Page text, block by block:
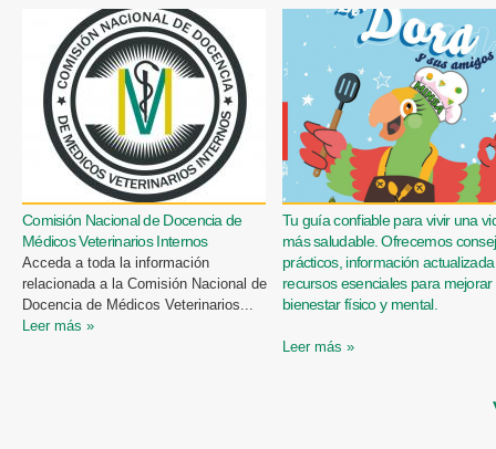
Comisión Nacional de Docencia de
Médicos Veterinarios Internos
Acceda a toda la información
relacionada a la Comisión Nacional de
Docencia de Médicos Veterinarios...
Leer más »
Tu guía confiable para vivir una
más saludable. Ofrecemos
prácticos, información
recursos esenciales para mejorar
bienestar físico y mental.
Leer más »